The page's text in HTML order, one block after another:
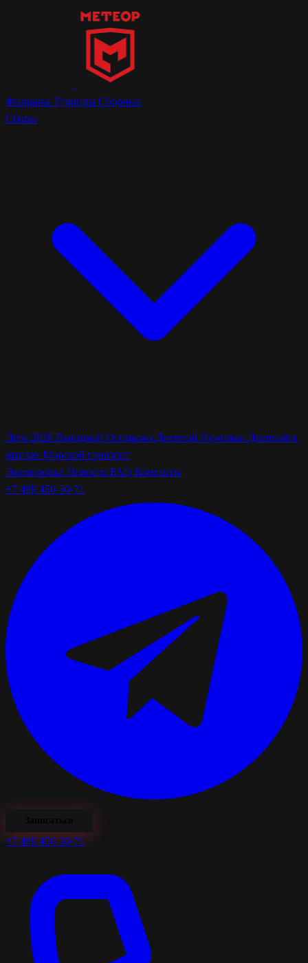
Филиалы Турниры Сборные
Сборы
Лето 2026 Выездной Огниково Дневной Лужники Дневной в
школах Морской горизонт
Экипировка Новости FAQ Контакты
+7 499 450-50-71
+7 499 450-50-71